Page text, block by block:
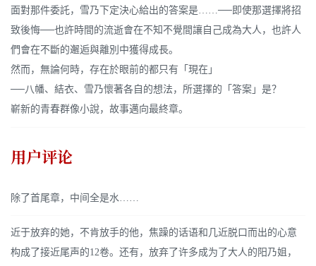
面對那件委託，雪乃下定決心給出的答案是……──即使那選擇將招
致後悔──也許時間的流逝會在不知不覺間讓自己成為大人，也許人
們會在不斷的邂逅與離別中獲得成長。
然而，無論何時，存在於眼前的都只有「現在」
──八幡、結衣、雪乃懷著各自的想法，所選擇的「答案」是？
嶄新的青春群像小說，故事邁向最終章。
用户评论
除了首尾章，中间全是水……
近于放弃的她，不肯放手的他，焦躁的话语和几近脱口而出的心意
构成了接近尾声的12卷。还有，放弃了许多成为了大人的阳乃姐，